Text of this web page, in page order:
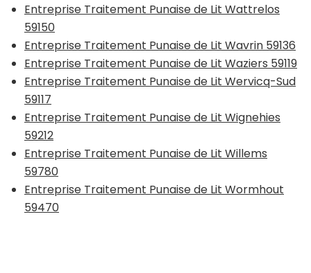
Entreprise Traitement Punaise de Lit Wattrelos
59150
Entreprise Traitement Punaise de Lit Wavrin 59136
Entreprise Traitement Punaise de Lit Waziers 59119
Entreprise Traitement Punaise de Lit Wervicq-Sud
59117
Entreprise Traitement Punaise de Lit Wignehies
59212
Entreprise Traitement Punaise de Lit Willems
59780
Entreprise Traitement Punaise de Lit Wormhout
59470